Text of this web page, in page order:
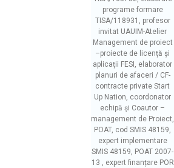
programe formare
TISA/118931, profesor
invitat UAUIM-Atelier
Management de proiect
–proiecte de licență și
aplicații FESI, elaborator
planuri de afaceri / CF-
contracte private Start
Up Nation, coordonator
echipă și Coautor –
management de Proiect,
POAT, cod SMIS 48159,
expert implementare
SMIS 48159, POAT 2007-
13 , expert finanțare POR